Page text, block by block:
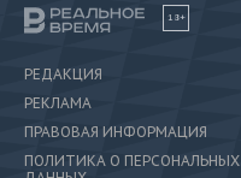
18+
РЕДАКЦИЯ
РЕКЛАМА
ПРАВОВАЯ ИНФОРМАЦИЯ
ПОЛИТИКА О ПЕРСОНАЛЬНЫХ